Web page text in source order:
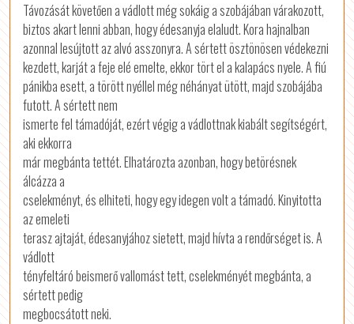
Távozását követően a vádlott még sokáig a szobájában várakozott,
biztos akart lenni abban, hogy édesanyja elaludt. Kora hajnalban
azonnal lesújtott az alvó asszonyra. A sértett ösztönösen védekezni
kezdett, karját a feje elé emelte, ekkor tört el a kalapács nyele. A fiú
pánikba esett, a törött nyéllel még néhányat ütött, majd szobájába
futott. A sértett nem
ismerte fel támadóját, ezért végig a vádlottnak kiabált segítségért,
aki ekkorra
már megbánta tettét. Elhatározta azonban, hogy betörésnek
álcázza a
cselekményt, és elhiteti, hogy egy idegen volt a támadó. Kinyitotta
az emeleti
terasz ajtaját, édesanyjához sietett, majd hívta a rendőrséget is. A
vádlott
tényfeltáró beismerő vallomást tett, cselekményét megbánta, a
sértett pedig
megbocsátott neki.